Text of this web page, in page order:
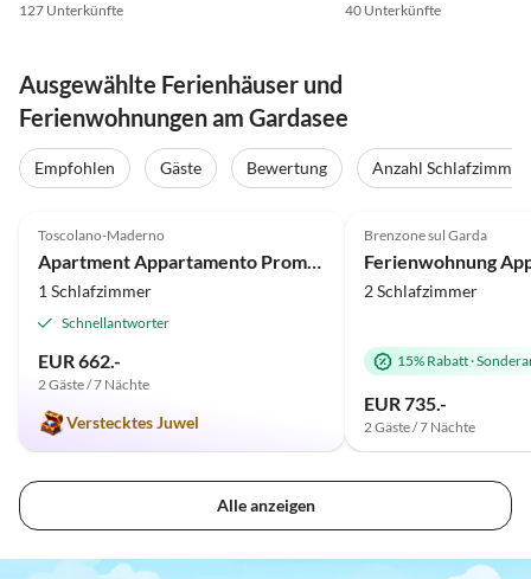
127 Unterkünfte 40 Unterkünfte
Ausgewählte Ferienhäuser und
Ferienwohnungen am Gardasee
Empfohlen Gäste Bewertung Anzahl Schlafzimmer
Toscolano-Maderno
1 Schlafzimmer
Schnellantworter
EUR 662.-
2 Gäste / 7 Nächte
Verstecktes Juwel
Brenzone sul Garda
2 Schlafzimmer
15% Rabatt·
EUR 735.-
2 Gäste / 7 Nächte
Alle anzeigen